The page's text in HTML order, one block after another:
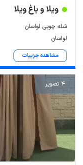
ویلا و باغ ویلا
شله چوبی لواسان
لواسان
مشاهده جزییات
4 تصویر